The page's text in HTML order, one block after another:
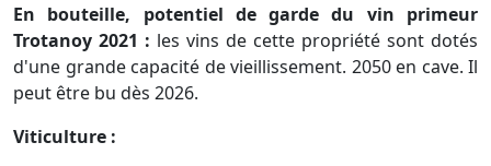
En bouteille, potentiel de garde du vin primeur
Trotanoy 2021 : les vins de cette propriété sont dotés
d'une grande capacité de vieillissement. 2050 en cave. Il
peut être bu dès 2026.
Viticulture :